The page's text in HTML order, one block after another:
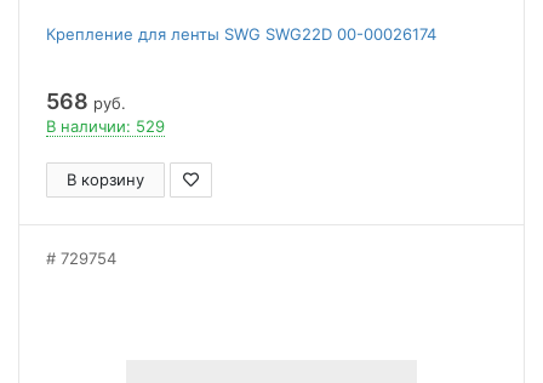
Крепление для ленты SWG SWG22D 00-00026174
568 руб.
В наличии: 529
В корзину
729754